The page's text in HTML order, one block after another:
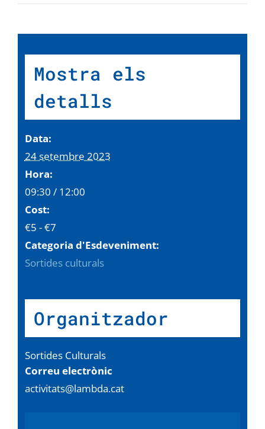
Mostra els
detalls
Data:
24 setembre 2023
Hora:
09:30 / 12:00
Cost:
€5 - €7
Categoria d'Esdeveniment:
Sortides culturals
Organitzador
Sortides Culturals
Correu electrònic
activitats@lambda.cat